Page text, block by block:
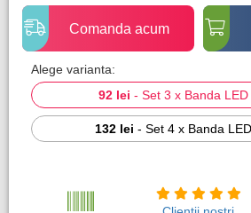
Comanda acum
Alege varianta:
92 lei - Set 3 x Banda LED
132 lei - Set 4 x Banda